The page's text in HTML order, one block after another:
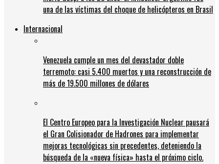
una de las víctimas del choque de helicópteros en Brasil
Internacional
Venezuela cumple un mes del devastador doble
terremoto: casi 5.400 muertos y una reconstrucción de
más de 19.500 millones de dólares
El Centro Europeo para la Investigación Nuclear pausará
el Gran Colisionador de Hadrones para implementar
mejoras tecnológicas sin precedentes, deteniendo la
búsqueda de la «nueva física» hasta el próximo ciclo.